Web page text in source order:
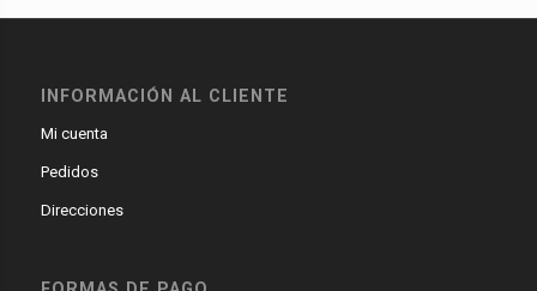
INFORMACIÓN AL CLIENTE
Mi cuenta
Pedidos
Direcciones